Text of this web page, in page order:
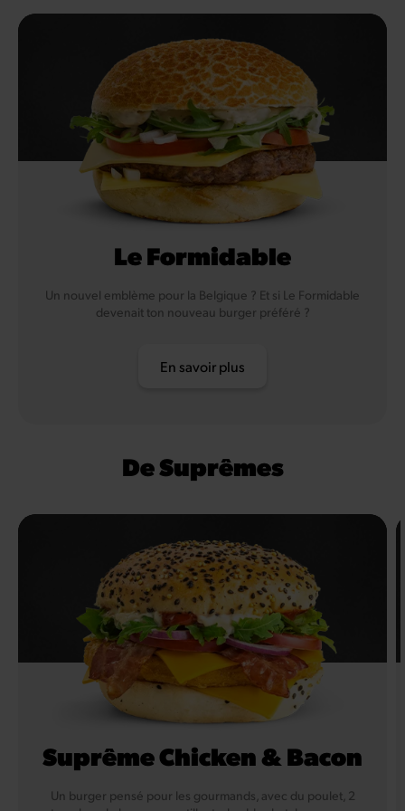
Le Formidable
Un nouvel emblème pour la Belgique ? Et si Le Formidable
devenait ton nouveau burger préféré ?
En savoir plus
De Suprêmes
Suprême Chicken & Bacon
Un burger pensé pour les gourmands, avec du poulet, 2